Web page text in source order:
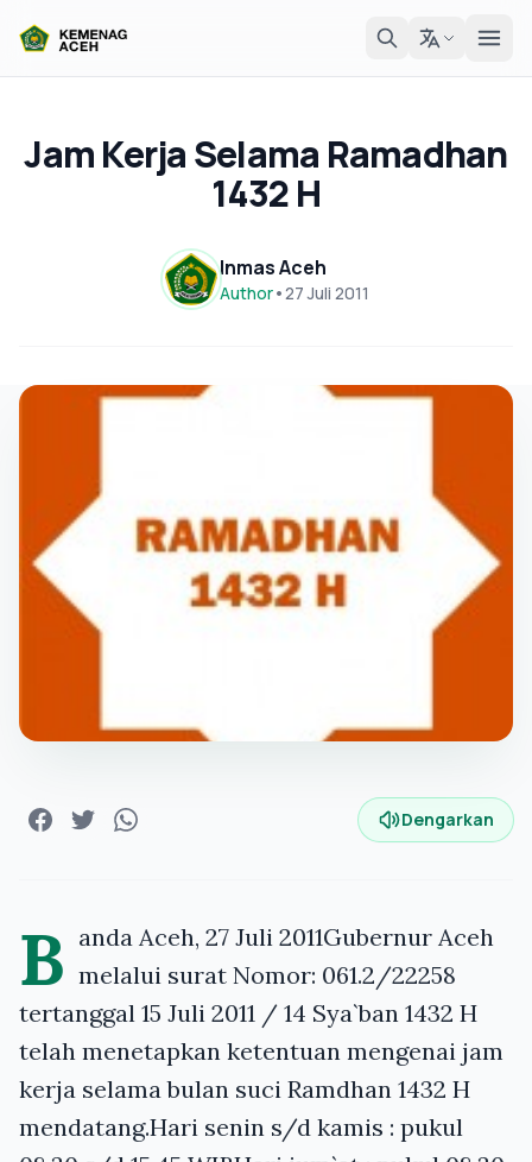
Jam Kerja Selama Ramadhan
1432 H
Inmas Aceh
Author•27 Juli 2011
Dengarkan
B anda Aceh, 27 Juli 2011Gubernur Aceh
melalui surat Nomor: 061.2/22258
tertanggal 15 Juli 2011 / 14 Sya`ban 1432 H
telah menetapkan ketentuan mengenai jam
kerja selama bulan suci Ramdhan 1432 H
mendatang.Hari senin s/d kamis : pukul